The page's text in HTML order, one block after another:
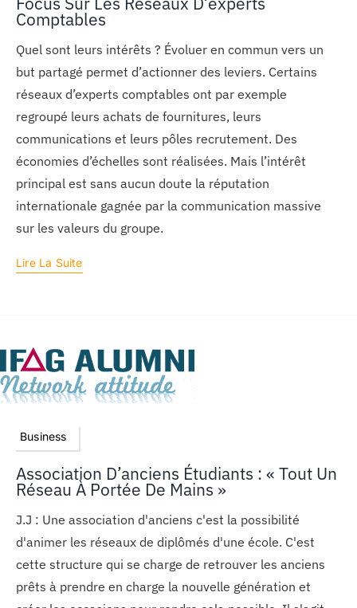
Comptables
Quel sont leurs intérêts ? Évoluer en commun vers un
but partagé permet d’actionner des leviers. Certains
réseaux d’experts comptables ont par exemple
regroupé leurs achats de fournitures, leurs
communications et leurs pôles recrutement. Des
économies d’échelles sont réalisées. Mais l’intérêt
principal est sans aucun doute la réputation
internationale gagnée par la communication massive
sur les valeurs du groupe.
Lire La Suite
Business
Association D’anciens Étudiants : « Tout Un
Réseau À Portée De Mains »
J.J : Une association d'anciens c'est la possibilité
d'animer les réseaux de diplômés d'une école. C'est
cette structure qui se charge de retrouver les anciens
prêts à prendre en charge la nouvelle génération et